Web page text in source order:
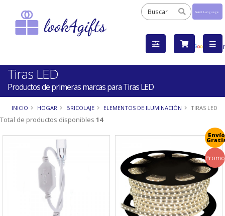
by
Tiras LED
Productos de primeras marcas para Tiras LED
INICIO HOGAR BRICOLAJE ELEMENTOS DE ILUMINACIÓN TIRAS LED
Total de productos disponibles 14
Envío
Promo